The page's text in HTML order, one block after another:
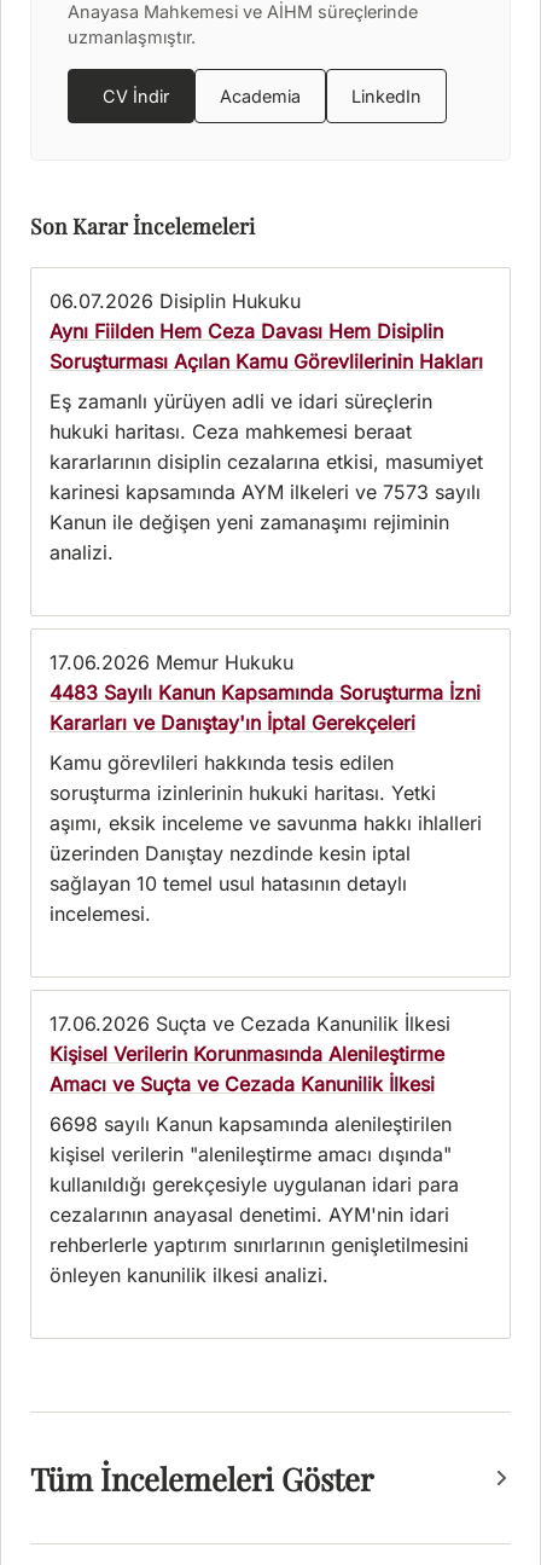
Anayasa Mahkemesi ve AİHM süreçlerinde
uzmanlaşmıştır.
CV İndir Academia LinkedIn
Son Karar İncelemeleri
06.07.2026 Disiplin Hukuku
Aynı Fiilden Hem Ceza Davası Hem Disiplin
Soruşturması Açılan Kamu Görevlilerinin Hakları
Eş zamanlı yürüyen adli ve idari süreçlerin
hukuki haritası. Ceza mahkemesi beraat
kararlarının disiplin cezalarına etkisi, masumiyet
karinesi kapsamında AYM ilkeleri ve 7573 sayılı
Kanun ile değişen yeni zamanaşımı rejiminin
analizi.
17.06.2026 Memur Hukuku
4483 Sayılı Kanun Kapsamında Soruşturma İzni
Kararları ve Danıştay'ın İptal Gerekçeleri
Kamu görevlileri hakkında tesis edilen
soruşturma izinlerinin hukuki haritası. Yetki
aşımı, eksik inceleme ve savunma hakkı ihlalleri
üzerinden Danıştay nezdinde kesin iptal
sağlayan 10 temel usul hatasının detaylı
incelemesi.
17.06.2026 Suçta ve Cezada Kanunilik İlkesi
Kişisel Verilerin Korunmasında Alenileştirme
Amacı ve Suçta ve Cezada Kanunilik İlkesi
6698 sayılı Kanun kapsamında alenileştirilen
kişisel verilerin "alenileştirme amacı dışında"
kullanıldığı gerekçesiyle uygulanan idari para
cezalarının anayasal denetimi. AYM'nin idari
rehberlerle yaptırım sınırlarının genişletilmesini
önleyen kanunilik ilkesi analizi.
Tüm İncelemeleri Göster